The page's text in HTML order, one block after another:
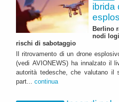
ibrida
Berlino
nodi
rischi di sabotaggio
Il ritrovamento di un drone
(vedi AVIONEWS) ha innalzato il
autorità tedesche, che valutano il
part... continua